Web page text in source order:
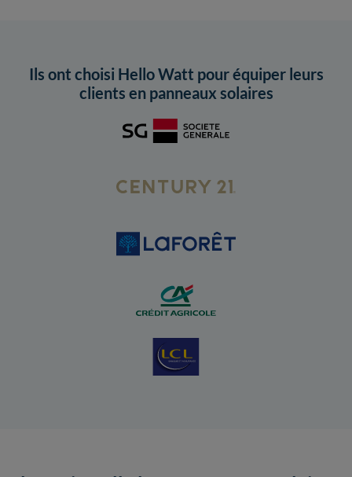
Ils ont choisi Hello Watt pour équiper leurs
clients en panneaux solaires